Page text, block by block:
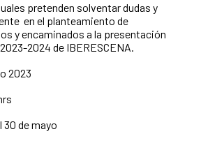
pretenden solventar dudas y
en el planteamiento de
y encaminados a la presentación
2024 de IBERESCENA.
2023
de mayo